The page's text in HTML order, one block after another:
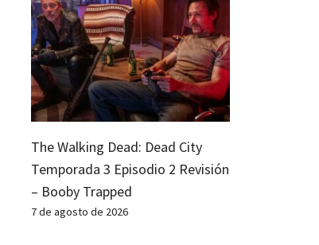
The Walking Dead: Dead City
Temporada 3 Episodio 2 Revisión
– Booby Trapped
7 de agosto de 2026